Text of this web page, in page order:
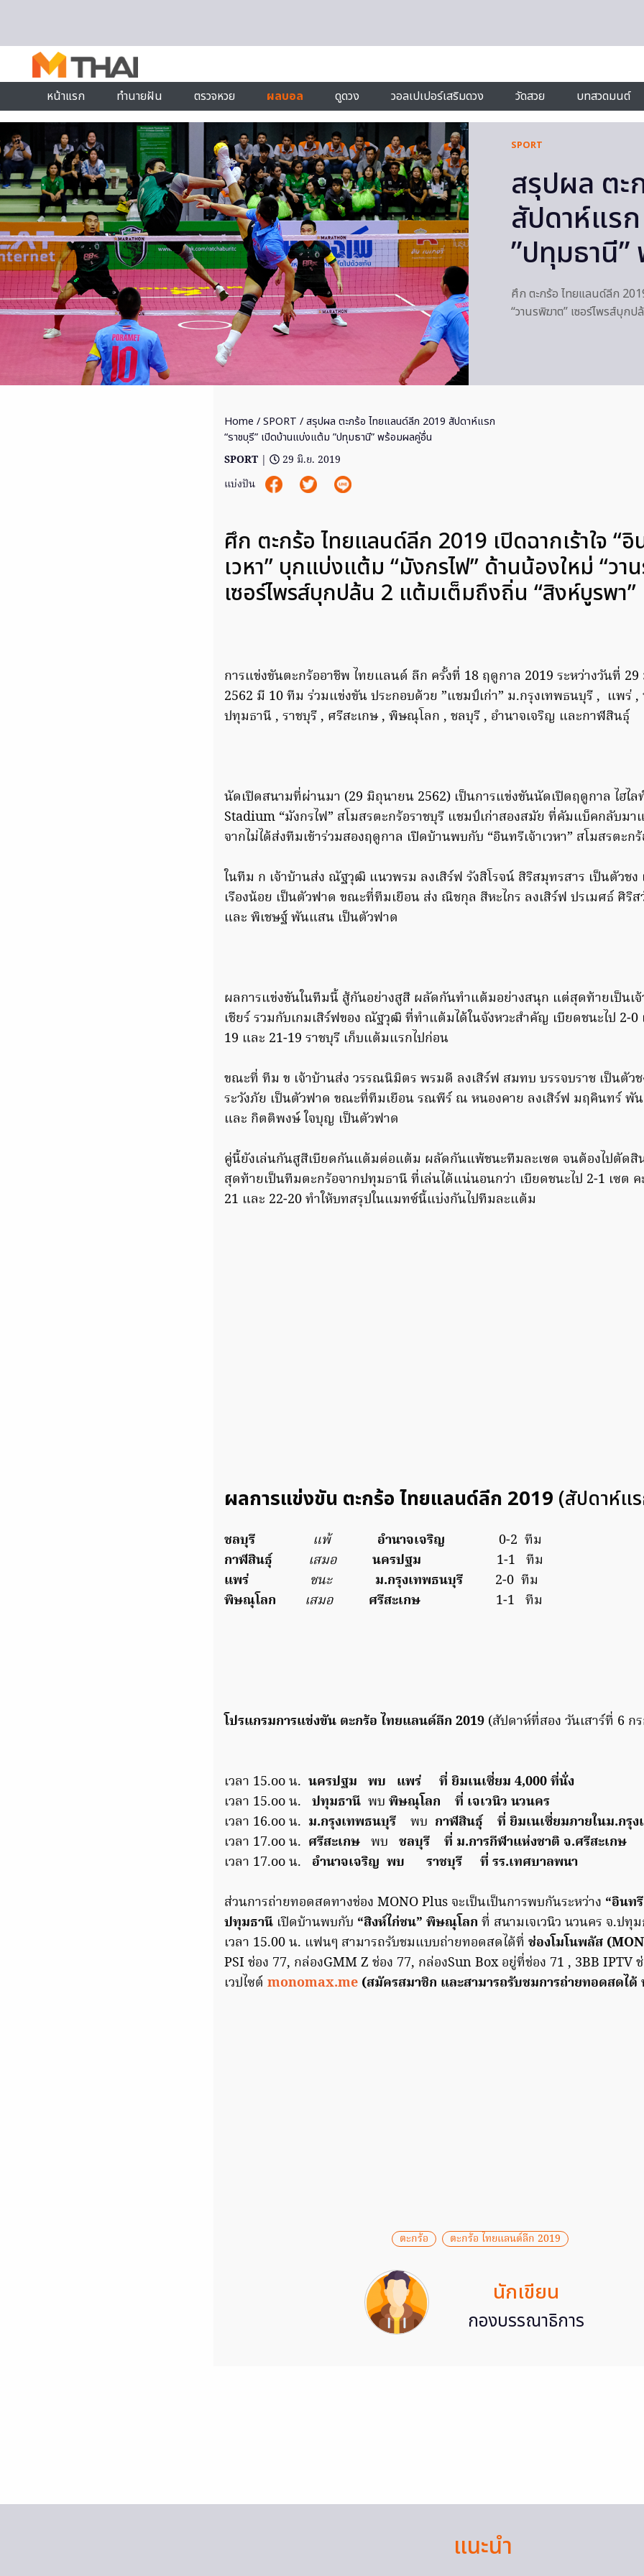
หน้าแรก ทำนายฝัน ตรวจหวย ผลบอล ดูดวง วอลเปเปอร์เสริมดวง วัดสวย บทสวดมนต์
SPORT
สรุปผล ตะ
สัปดาห์แร
”ปทุมธานี
ศึก ตะกร้อ ไทยแลนด์ลีก
“วานรพิฆาต” เซอร์ไพรส์บุก
Home /SPORT / สรุปผล ตะกร้อ ไทยแลนด์ลีก 2019 สัปดาห์แรก
“ราชบุรี” เปิดบ้านแบ่งแต้ม ”ปทุมธานี” พร้อมผลคู่อื่น
SPORT |
29 มิ.ย. 2019
แบ่งปัน
ศึก ตะกร้อ ไทยแลนด์ลีก 2019 เปิดฉากเร้าใจ “อิ
เวหา” บุกแบ่งแต้ม “มังกรไฟ” ด้านน้องใหม่ “วา
เซอร์ไพรส์บุกปล้น 2 แต้มเต็มถึงถิ่น “สิงห์บูรพา”
การแข่งขันตะกร้ออาชีพ ไทยแลนด์ ลีก ครั้งที่ 18 ฤดูกาล 2019 ระหว่างวันที่
2562 มี 10 ทีม ร่วมแข่งขัน ประกอบด้วย ”แชมป์เก่า” ม.กรุงเทพธนบุรี , แพร่
ปทุมธานี , ราชบุรี , ศรีสะเกษ , พิษณุโลก , ชลบุรี , อำนาจเจริญ และกาฬสินธุ์
นัดเปิดสนามที่ผ่านมา (29 มิถุนายน 2562) เป็นการแข่งขันนัดเปิดฤดูกาล ไฮไ
Stadium “มังกรไฟ” สโมสรตะกร้อราชบุรี แชมป์เก่าสองสมัย ที่คัมแบ็คกลับมา
จากไม่ได้ส่งทีมเข้าร่วมสองฤดูกาล เปิดบ้านพบกับ “อินทรีเจ้าเวหา” สโมสรตะก
ในทีม ก เจ้าบ้านส่ง ณัฐวุฒิ แนวพรม ลงเสิร์ฟ รังสิโรจน์ สิริสมุทรสาร เป็นตัวช
เรืองน้อย เป็นตัวฟาด ขณะที่ทีมเยือน ส่ง ณิชกุล สีหะไกร ลงเสิร์ฟ ปรเมศธ์ ศิริ
และ พิเชษฐ์ พันแสน เป็นตัวฟาด
ผลการแข่งขันในทีมนี้ สู้กันอย่างสูสี ผลัดกันทำแต้มอย่างสนุก แต่สุดท้ายเป็นเจ้
เชียร์ รวมกับเกมเสิร์ฟของ ณัฐวุฒิ ที่ทำแต้มได้ในจังหวะสำคัญ เบียดชนะไป 2-
19 และ 21-19 ราชบุรี เก็บแต้มแรกไปก่อน
ขณะที่ ทีม ข เจ้าบ้านส่ง วรรณนิมิตร พรมดี ลงเสิร์ฟ สมทบ บรรจบราช เป็นตัว
ระวังภัย เป็นตัวฟาด ขณะที่ทีมเยือน รณพีร์ ณ หนองคาย ลงเสิร์ฟ มฤคินทร์ พั
และ กิตติพงษ์ ใจบุญ เป็นตัวฟาด
คู่นี้ยังเล่นกันสูสีเบียดกันแต้มต่อแต้ม ผลัดกันแพ้ชนะทีมละเซต จนต้องไปตัดสิ
สุดท้ายเป็นทีมตะกร้อจากปทุมธานี ที่เล่นได้แน่นอนกว่า เบียดชนะไป 2-1 เซต
21 และ 22-20 ทำให้บทสรุปในแมทซ์นี้แบ่งกันไปทีมละแต้ม
ผลการแข่งขัน ตะกร้อ ไทยแลนด์ลีก 2019 (สัปดาห์แ
ชลบุรี แพ้ อำนาจเจริญ
0-2 ทีม
กาฬสินธุ์
เสมอ นครปฐม
1-1 ทีม
แพร่
ชนะ ม.กรุงเทพธนบุรี 2-0 ทีม
พิษณุโลก
เสมอ ศรีสะเกษ 1-1 ทีม
โปรแกรมการแข่งขัน ตะกร้อ ไทยแลนด์ลีก 2019 (สัปดาห์ที่สอง วันเสาร์ที่ 6 ก
เวลา 15.oo น. นครปฐม พบ แพร่ ที่ ยิมเนเซี่ยม 4,000 ที่นั่ง
เวลา 15.oo น. ปทุมธานี พบ พิษณุโลก ที่ เจเวนิว นวนคร
เวลา 16.oo น. ม.กรุงเทพธนบุรี พบ กาฬสินธุ์ ที่ ยิมเนเซี่ยมภายในม.กรุ
เวลา 17.oo น. ศรีสะเกษ พบ ชลบุรี ที่ ม.การกีฬาแห่งชาติ จ.ศรีสะเกษ
เวลา 17.oo น. อำนาจเจริญ พบ ราชบุรี ที่ รร.เทศบาลพนา
ส่วนการถ่ายทอดสดทางช่อง MONO Plus จะเป็นเป็นการพบกันระหว่าง “อินท
ปทุมธานี เปิดบ้านพบกับ “สิงห์ไก่ชน” พิษณุโลก ที่ สนามเจเวนิว นวนคร จ.ปทุ
เวลา 15.00 น. แฟนๆ สามารถรับชมแบบถ่ายทอดสดได้ที่ ช่องโมโนพลัส
PSI ช่อง 77, กล่องGMM Z ช่อง 77, กล่องSun Box อยู่ที่ช่อง 71 , 3BB IPTV
เวปไซต์ monomax.me (สมัครสมาชิก และสามารถรับชมการถ่ายทอดสดได้
ตะกร้อ ตะกร้อ ไทยแลนด์ลีก 2019
นักเขียน
กองบรรณาธิการ
แนะนำ